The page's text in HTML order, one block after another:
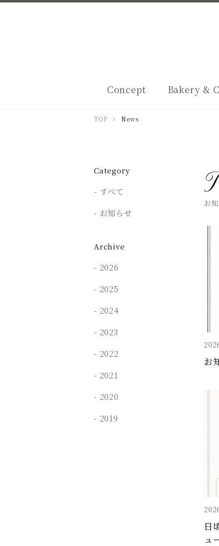
Concept Bakery &
TOP News
お
お
日
ュ
Category
すべて
お知らせ
Archive
2026
2025
2024
2023
2022
2021
2020
2019